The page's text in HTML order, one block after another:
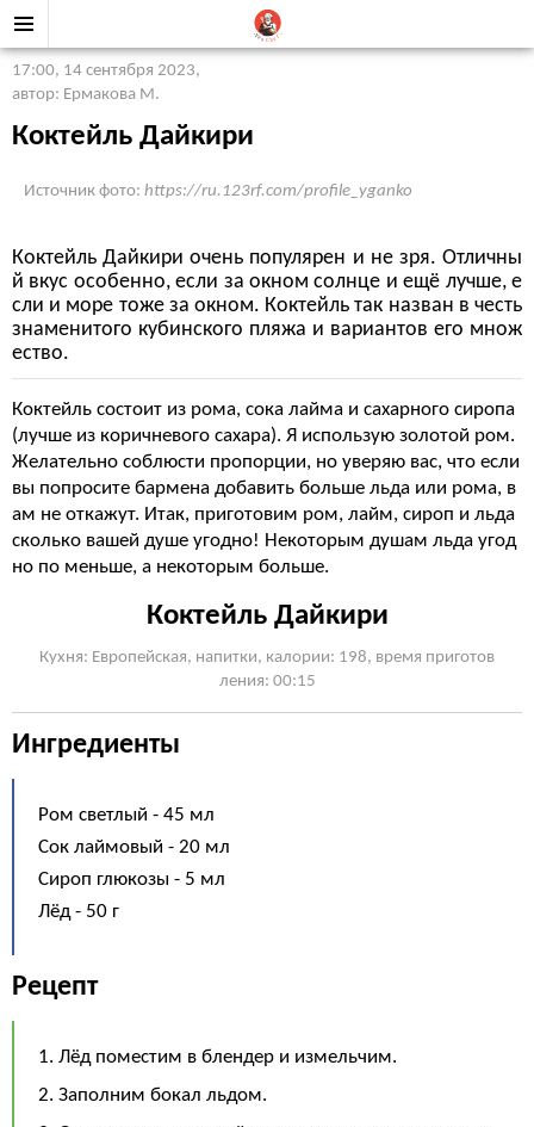
17:00, 14 сентября 2023,
автор: Ермакова М.
Коктейль Дайкири
Источник фото: https://ru.123rf.com/profile_yganko
Коктейль Дайкири очень популярен и не зря. Отличны
й вкус особенно, если за окном солнце и ещё лучше, е
сли и море тоже за окном. Коктейль так назван в честь
знаменитого кубинского пляжа и вариантов его множ
ество.
Коктейль состоит из рома, сока лайма и сахарного сиропа
(лучше из коричневого сахара). Я использую золотой ром.
Желательно соблюсти пропорции, но уверяю вас, что если
вы попросите бармена добавить больше льда или рома, в
ам не откажут. Итак, приготовим ром, лайм, сироп и льда
сколько вашей душе угодно! Некоторым душам льда угод
но по меньше, а некоторым больше.
Коктейль Дайкири
Кухня: Европейская, напитки, калории: 198, время приготов
ления: 00:15
Ингредиенты
Ром светлый - 45 мл
Сок лаймовый - 20 мл
Сироп глюкозы - 5 мл
Лёд - 50 г
Рецепт
1. Лёд поместим в блендер и измельчим.
2. Заполним бокал льдом.